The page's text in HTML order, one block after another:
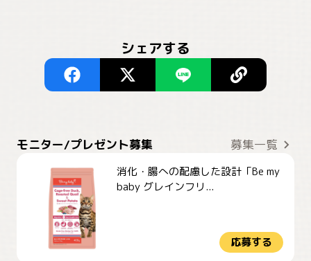
シェアする
モニター/プレゼント募集 募集一覧
消化・腸への配慮した設計「Be my
baby グレインフリ...
応募する